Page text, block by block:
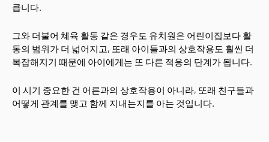
큽니다.
그와 더불어 쳬육 활동 같은 경우도 유치원은 어린이집보다 활
동의 범위가 더 넓어지고, 또래 아이들과의 상호작용도 훨씬 더
복잡해지기 때문에 아이에게는 또 다른 적응의 단계가 됩니다.
이 시기 중요한 건 어른과의 상호작용이 아니라, 또래 친구들과
어떻게 관계를 맺고 함께 지내는지를 아는 것입니다.